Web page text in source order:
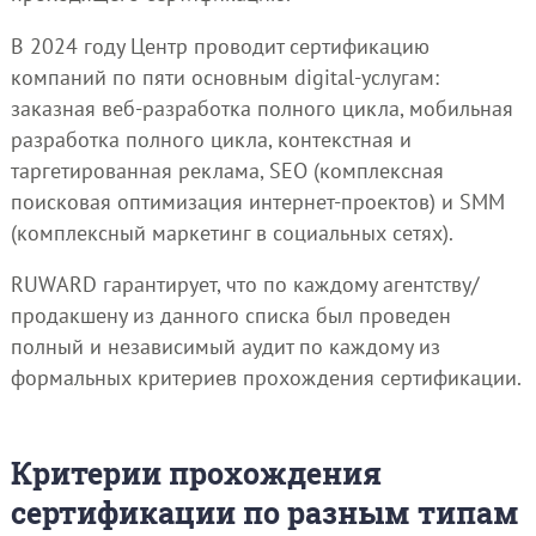
В 2024 году Центр проводит сертификацию
компаний по пяти основным digital-услугам:
заказная веб-разработка полного цикла, мобильная
разработка полного цикла, контекстная и
таргетированная реклама, SEO (комплексная
поисковая оптимизация интернет-проектов) и SMM
(комплексный маркетинг в социальных сетях).
RUWARD гарантирует, что по каждому агентству/
продакшену из данного списка был проведен
полный и независимый аудит по каждому из
формальных критериев прохождения сертификации.
Критерии прохождения
сертификации по разным типам